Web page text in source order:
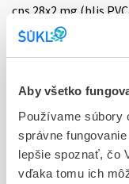
Aby všetko
Používame súbory
správne
lepšie spoznať, čo
vďaka tomu ich
cps 28x2 mg
Stav
Typ registračnej
Národná
Držiteľ, krajina
Viatris Healthcare